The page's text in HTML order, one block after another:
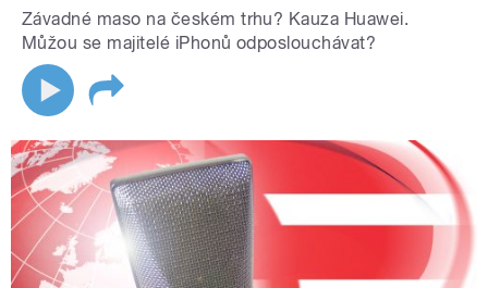
Závadné maso na českém trhu? Kauza Huawei.
Můžou se majitelé iPhonů odposlouchávat?